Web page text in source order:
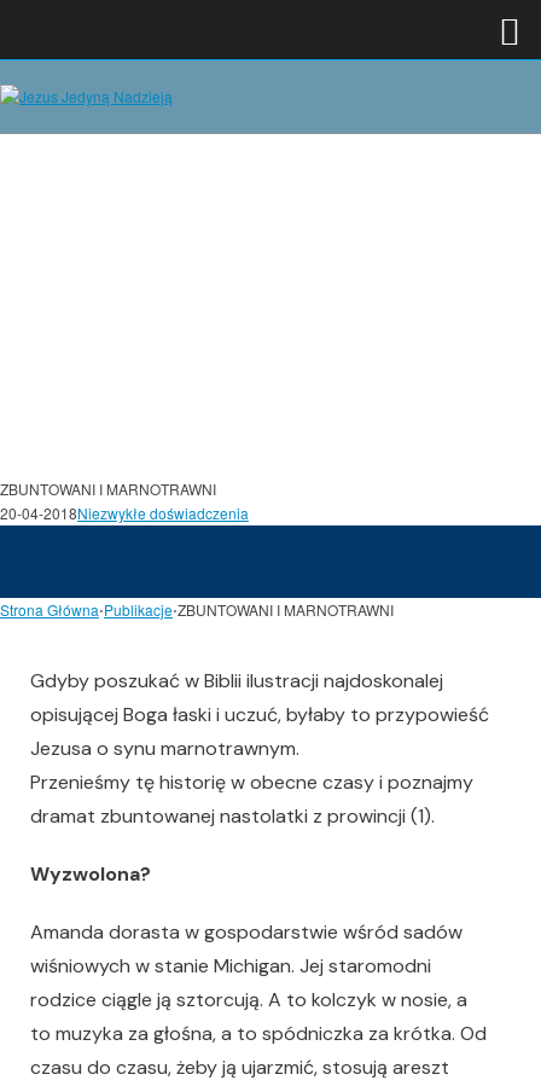
ZBUNTOWANI I MARNOTRAWNI
20-04-2018Niezwykłe doświadczenia
Strona Główna⋅Publikacje⋅ZBUNTOWANI I MARNOTRAWNI
Gdyby poszukać w Biblii ilustracji najdoskonalej
opisującej Boga łaski i uczuć, byłaby to przypowieść
Jezusa o synu marnotrawnym.
Przenieśmy tę historię w obecne czasy i poznajmy
dramat zbuntowanej nastolatki z prowincji (1).
Wyzwolona?
Amanda dorasta w gospodarstwie wśród sadów
wiśniowych w stanie Michigan. Jej staromodni
rodzice ciągle ją sztorcują. A to kolczyk w nosie, a
to muzyka za głośna, a to spódniczka za krótka. Od
czasu do czasu, żeby ją ujarzmić, stosują areszt